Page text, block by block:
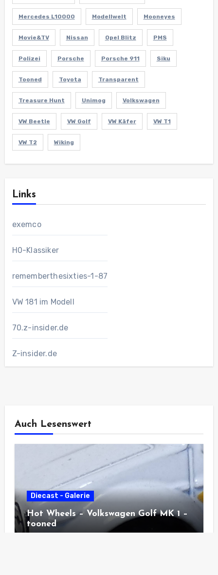
Mercedes L10000 Modellwelt Mooneyes
Movie&TV Nissan Opel Blitz PMS
Polizei Porsche Porsche 911 Siku
Tooned Toyota Transparent
Treasure Hunt Unimog Volkswagen
VW Beetle VW Golf VW Käfer VW T1
VW T2 Wiking
Links
exemco
H0-Klassiker
rememberthesixties-1-87
VW 181 im Modell
70.z-insider.de
Z-insider.de
Auch Lesenswert
Diecast - Galerie
Hot Wheels – Volkswagen Golf MK 1 –
tooned